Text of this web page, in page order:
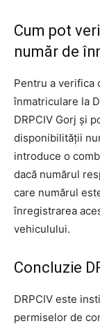
Cum pot
număr de
Pentru a verifica
înmatriculare la
DRPCIV Gorj și
disponibilității
introduce o
dacă numărul
care numărul
înregistrarea
vehiculului.
Concluzie
DRPCIV este
permiselor de